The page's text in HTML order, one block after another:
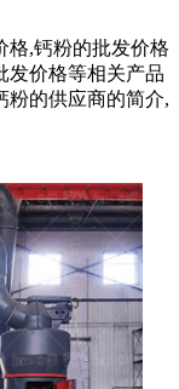
格,钙粉的批发价格
发价格等相关产品
粉的供应商的简介,